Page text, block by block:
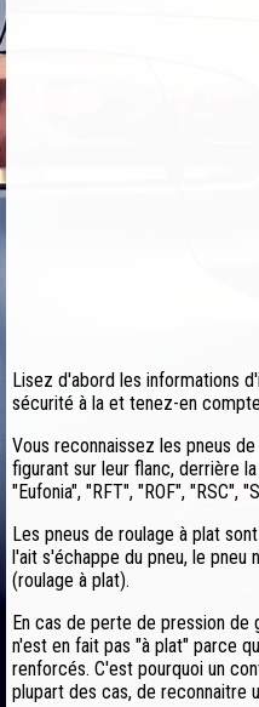
Lisez d'abord les informations
sécurité à la et tenez-en
Vous reconnaissez les pneus
figurant sur leur flanc, derrière
"Eufonia", "RFT", "ROF", "RSC",
Les pneus de roulage à plat
l'ait s'échappe du pneu, le pneu
(roulage à plat).
En cas de perte de pression de
n'est en fait pas "à plat" parce
renforcés. C'est pourquoi un
plupart des cas, de reconnaitre